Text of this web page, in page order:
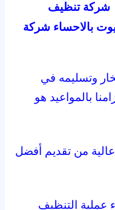
شركة تنظيف
بالاحساء شركة
وتسليمه في
بالمواعيد هو
عالية من تقديم أفضل
عملية التنظيف